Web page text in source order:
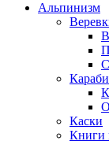
Альпинизм
Каски
Книги